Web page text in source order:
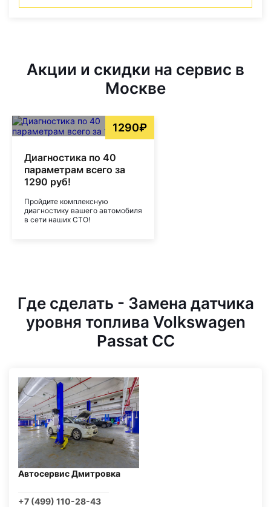
Акции и скидки на сервис в
Москве
1290₽
Диагностика по 40
параметрам всего за
1290 руб!
Пройдите комплексную
диагностику вашего автомобиля
в сети наших СТО!
Где сделать - Замена датчика
уровня топлива Volkswagen
Passat CC
Автосервис Дмитровка
+7 (499) 110-28-43